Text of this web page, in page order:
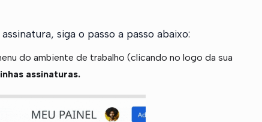
siga o passo a passo abaixo:
do ambiente de trabalho (clicando no logo da sua
assinaturas.